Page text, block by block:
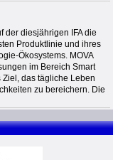
der diesjährigen IFA die
Produktlinie und ihres
Ökosystems. MOVA
im Bereich Smart
das tägliche Leben
zu bereichern. Die